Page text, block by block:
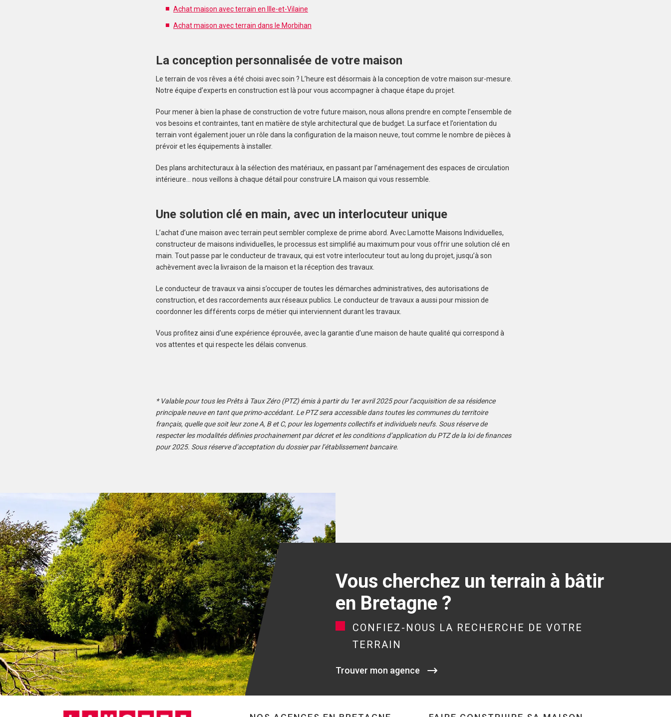
105 m²
Achat maison avec terrain en Ille-et-Vilaine
Achat maison avec terrain dans le Morbihan
La conception personnalisée de votre maison
Le terrain de vos rêves a été choisi avec soin ? L’heure est désormais à la conception de votre maison sur-mesure.
Notre équipe d’experts en construction est là pour vous accompagner à chaque étape du projet.
Pour mener à bien la phase de construction de votre future maison, nous allons prendre en compte l’ensemble de
vos besoins et contraintes, tant en matière de style architectural que de budget. La surface et l’orientation du
terrain vont également jouer un rôle dans la configuration de la maison neuve, tout comme le nombre de pièces à
prévoir et les équipements à installer.
Des plans architecturaux à la sélection des matériaux, en passant par l’aménagement des espaces de circulation
intérieure… nous veillons à chaque détail pour construire LA maison qui vous ressemble.
Une solution clé en main, avec un interlocuteur unique
L’achat d’une maison avec terrain peut sembler complexe de prime abord. Avec Lamotte Maisons Individuelles,
constructeur de maisons individuelles, le processus est simplifié au maximum pour vous offrir une solution clé en
main. Tout passe par le conducteur de travaux, qui est votre interlocuteur tout au long du projet, jusqu’à son
achèvement avec la livraison de la maison et la réception des travaux.
Le conducteur de travaux va ainsi s’occuper de toutes les démarches administratives, des autorisations de
construction, et des raccordements aux réseaux publics. Le conducteur de travaux a aussi pour mission de
coordonner les différents corps de métier qui interviennent durant les travaux.
Vous profitez ainsi d’une expérience éprouvée, avec la garantie d’une maison de haute qualité qui correspond à
vos attentes et qui respecte les délais convenus.
* Valable pour tous les Prêts à Taux Zéro (PTZ) émis à partir du 1er avril 2025 pour l’acquisition de sa résidence
principale neuve en tant que primo-accédant. Le PTZ sera accessible dans toutes les communes du territoire
français, quelle que soit leur zone A, B et C, pour les logements collectifs et individuels neufs. Sous réserve de
respecter les modalités définies prochainement par décret et les conditions d’application du PTZ de la loi de finances
pour 2025. Sous réserve d’acceptation du dossier par l’établissement bancaire.
Vous cherchez un terrain à bâtir
en Bretagne ?
CONFIEZ-NOUS LA RECHERCHE DE VOTRE
TERRAIN
Trouver mon agence